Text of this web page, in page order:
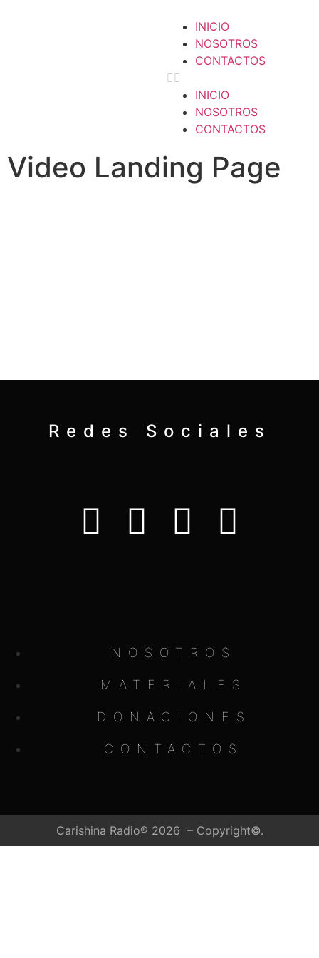
INICIO
NOSOTROS
CONTACTOS
INICIO
NOSOTROS
CONTACTOS
Video Landing Page
Redes Sociales
NOSOTROS
MATERIALES
DONACIONES
CONTACTOS
Carishina Radio® 2026 – Copyright©.